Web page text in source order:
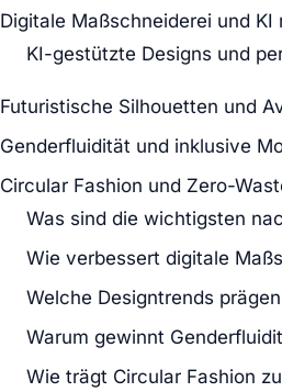
Digitale Maßschneiderei und
KI-gestützte Designs und
Futuristische Silhouetten und
Genderfluidität und inklusive
Circular Fashion und Zero-
Was sind die wichtigsten
Wie verbessert digitale
Welche Designtrends
Warum gewinnt
Wie trägt Circular Fashion